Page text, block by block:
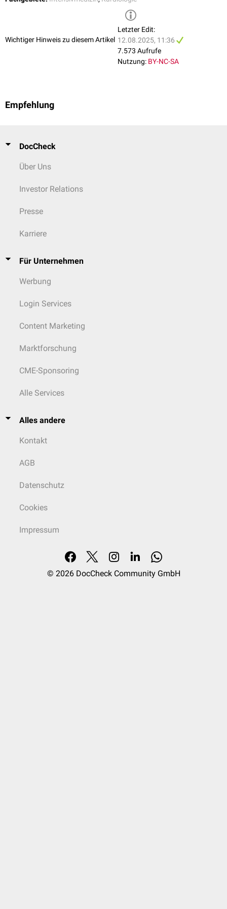
Wichtiger Hinweis zu diesem Artikel
Letzter Edit:
12.08.2025, 11:36
7.573 Aufrufe
Nutzung: BY-NC-SA
Empfehlung
DocCheck
Über Uns
Investor Relations
Presse
Karriere
Für Unternehmen
Werbung
Login Services
Content Marketing
Marktforschung
CME-Sponsoring
Alle Services
Alles andere
Kontakt
AGB
Datenschutz
Cookies
Impressum
© 2026 DocCheck Community GmbH